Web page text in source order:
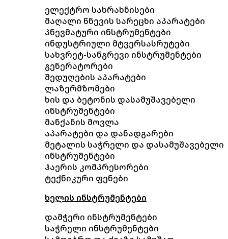
ელექტრო სახრახნისები
მაღალი წნევის სარეცხი აპარატები
პნევმატური ინსტრუმენტები
ინდუსტრიული მტვერსასრუტები
სახვრეტ-სანგრევი ინსტრუმენტები
გენერატორები
შედუღების აპარატები
ლაზერმზომები
ხის და ბეტონის დასამუშავებელი
ინსტრუმენტები
მანქანის მოვლა
აპარატები და დანადგარები
მეტალის საჭრელი და დასამუშავებელი
ინსტრუმენტები
ჰაერის კომპრესორები
ტექნიკური ფენები
ხელის ინსტრუმენტები
დამჭერი ინსტრუმენტები
საჭრელი ინსტრუმენტები